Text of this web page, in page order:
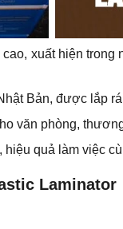
xuất hiện trong
Bản, được lắp
văn phòng,
quả làm việc
Laminator